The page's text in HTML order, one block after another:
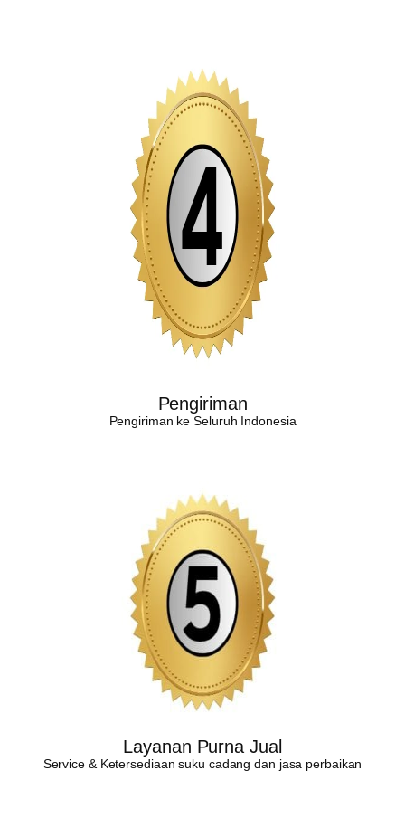
Pengiriman
Pengiriman ke Seluruh Indonesia
Layanan Purna Jual
Service & Ketersediaan suku cadang dan jasa perbaikan